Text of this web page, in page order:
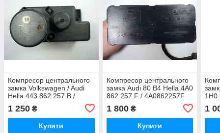
Компресор центрального
замка Volkswagen / Audi
Hella 443 862 257 B /
1 250 ₴
Купити
Компресор центрального
замка Audi 80 B4 Hella 4A0
862 257 F / 4A0862257F
1 800₴
Купити
1H0
1